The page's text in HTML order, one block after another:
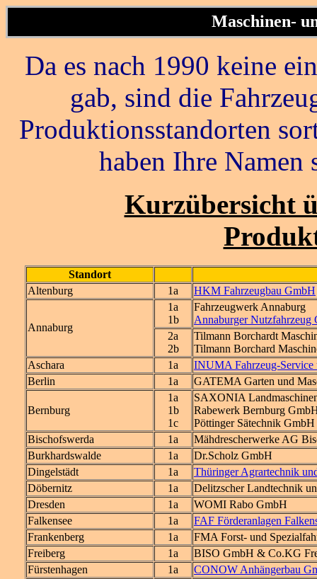
Maschinen-
Da es nach 1990 keine
gab, sind die
Produktionsstandorten
haben Ihre Namen
Kurzübersicht
Standort
Altenburg
1a HKM Fahrzeugbau GmbH
Annaburg
1a
1b
Fahrzeugwerk Annaburg
Annaburger Nutzfahrzeug
2a
2b
Tilmann Borchardt
Tilmann Borchard
Aschara
1a
INUMA Fahrzeug-Service
Berlin
1a GATEMA Garten und
Bernburg
1a
1b
1c
SAXONIA
Rabewerk Bernburg
Pöttinger Sätechnik GmbH
Bischofswerda
1a
Mähdrescherwerke AG
Burkhardswalde
1a
Dr.Scholz GmbH
Dingelstädt
1a
Thüringer Agrartechnik
Döbernitz
1a
Delitzscher Landtechnik
Dresden
1a
WOMI Rabo GmbH
Falkensee
1a
FAF Förderanlagen
Frankenberg
1a
FMA Forst- und
Freiberg
1a
BISO GmbH & Co.KG
Fürstenhagen
1a CONOW Anhängerbau